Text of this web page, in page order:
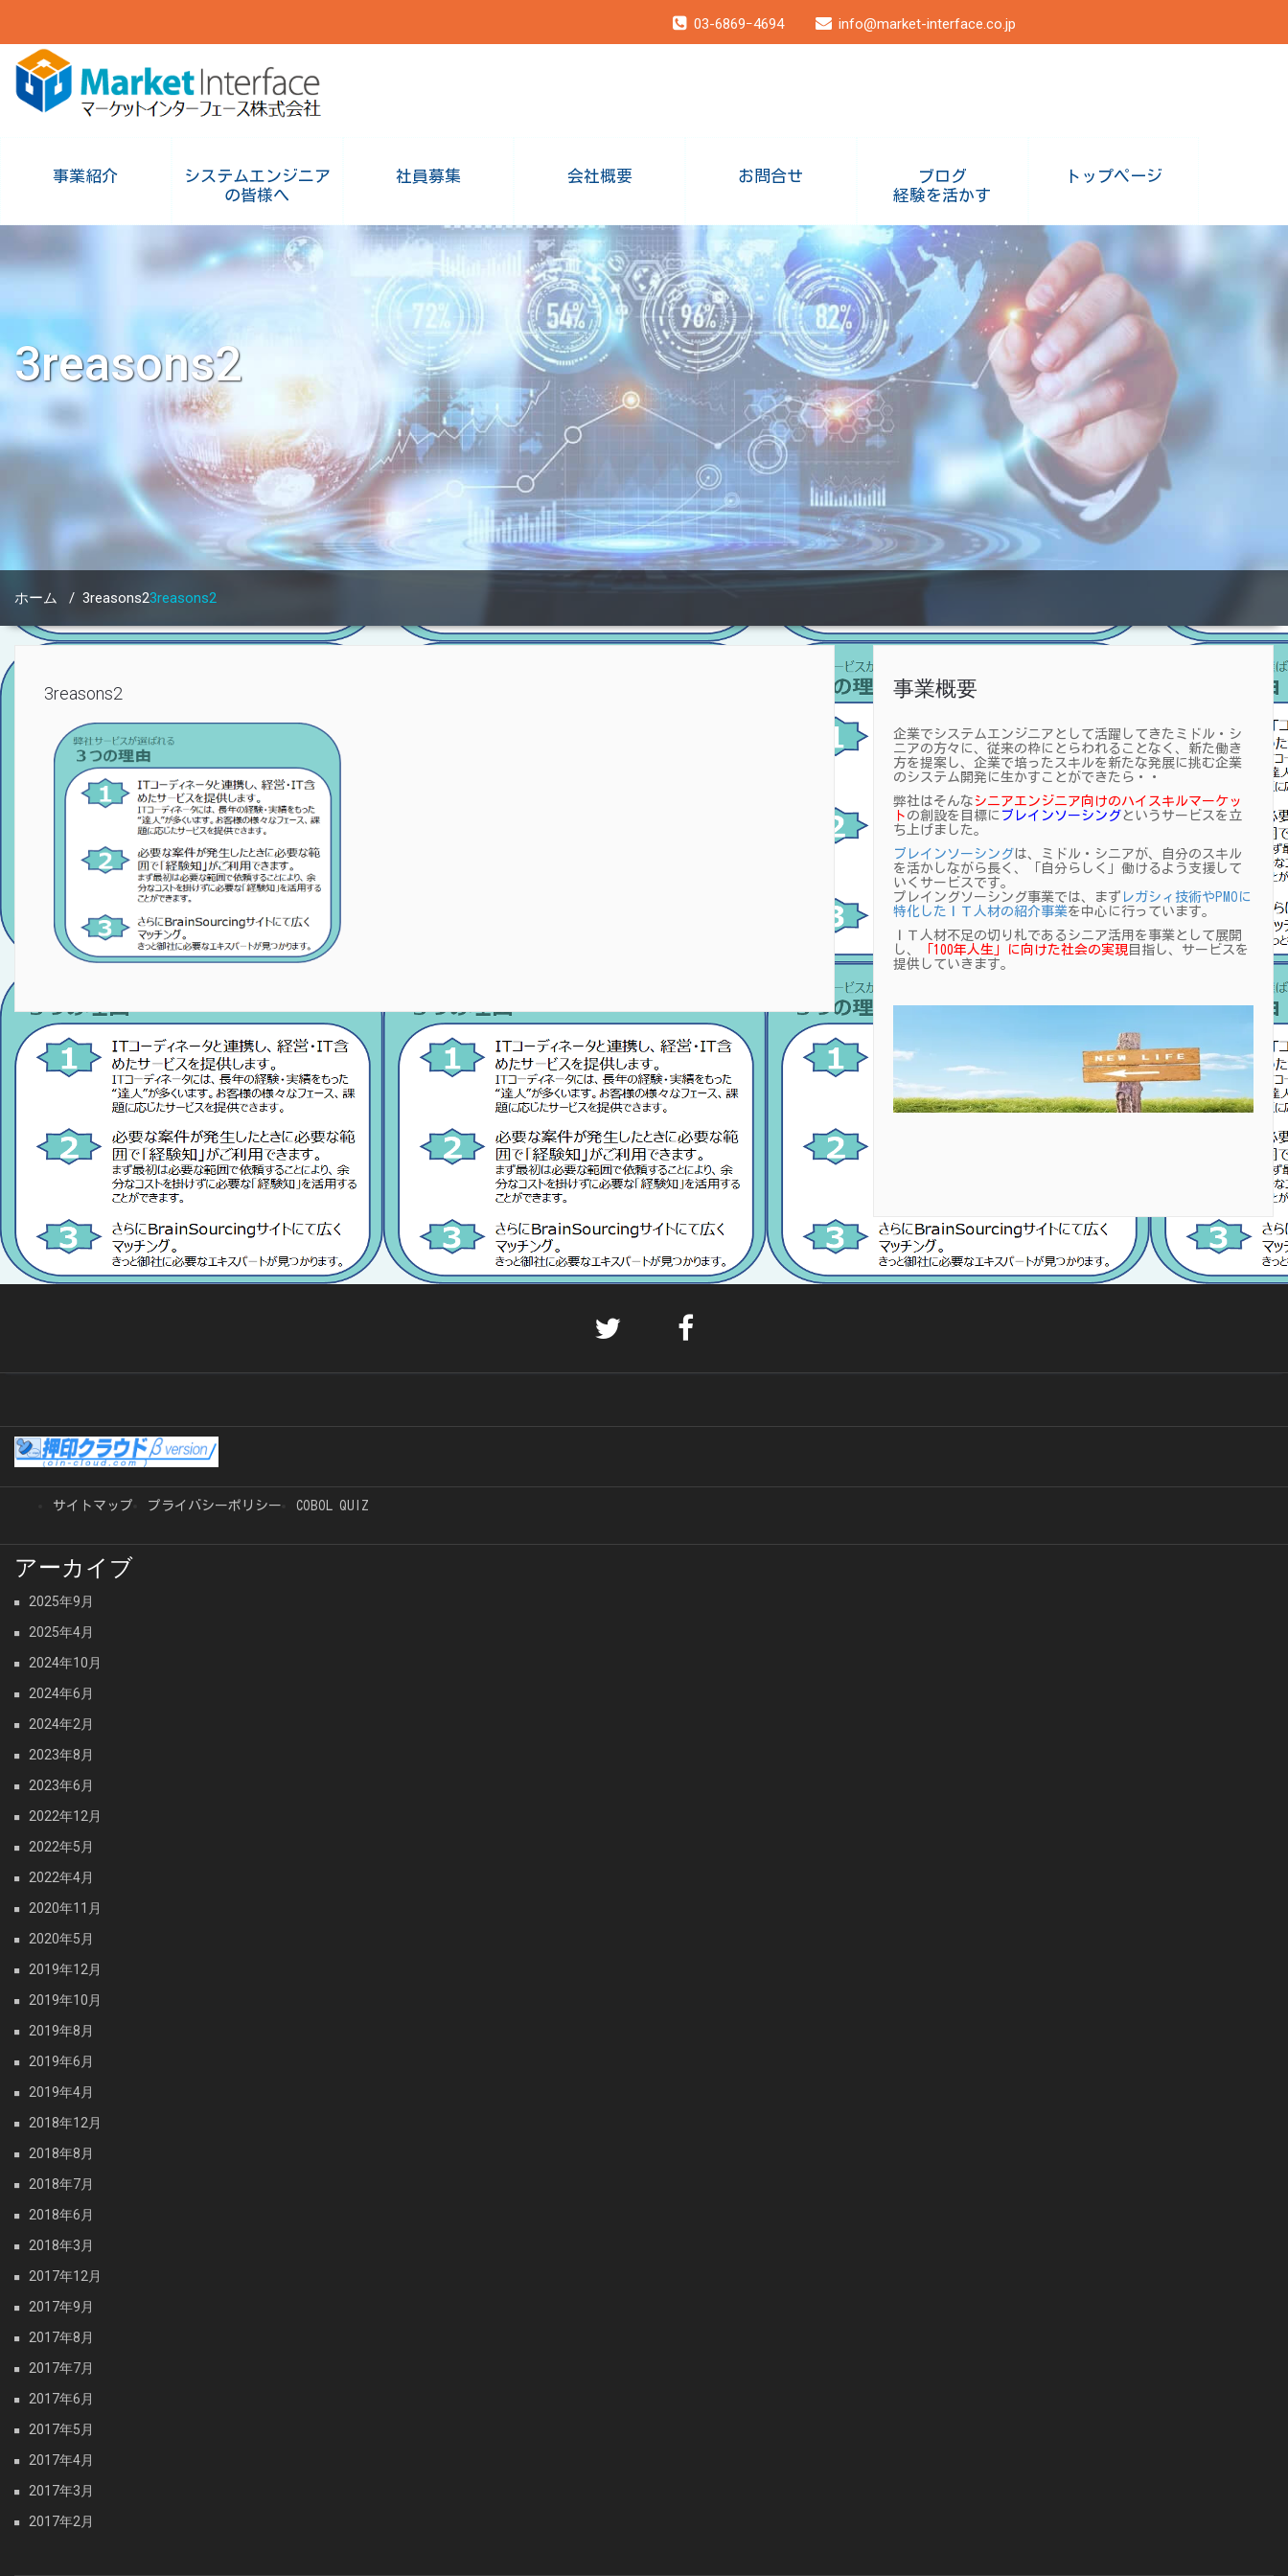
03-6869ｰ4694 info@market-interface.co.jp
事業紹介
システムエンジニア
の皆様へ
社員募集 会社概要 お問合せ
ブログ
経験を活かす
トップページ
3reasons2
ホーム / 3reasons23reasons2
3reasons2 事業概要
企業でシステムエンジニアとして活躍してきたミドル・シ
ニアの方々に、従来の枠にとらわれることなく、新た働き
方を提案し、企業で培ったスキルを新たな発展に挑む企業
のシステム開発に生かすことができたら・・
弊社はそんな シニアエンジニア向けのハイスキルマーケッ
ト の創設を目標に ブレインソーシングというサービスを立
ち上げました。
ブレインソーシングは、ミドル・シニアが、自分のスキル
を活かしながら長く、「自分らしく」働けるよう支援して
いくサービスです。
プレイングソーシング事業では、まず レガシィ技術やPMOに
特化したＩＴ人材の紹介事業を中心に行っています。
ＩＴ人材不足の切り札であるシニア活用を事業として展開
し、
「100年人生」に向けた社会の実現 目指し、サービスを
提供していきます。
サイトマップ プライバシーポリシー COBOL QUIZ
アーカイブ
2025年9月
2025年4月
2024年10月
2024年6月
2024年2月
2023年8月
2023年6月
2022年12月
2022年5月
2022年4月
2020年11月
2020年5月
2019年12月
2019年10月
2019年8月
2019年6月
2019年4月
2018年12月
2018年8月
2018年7月
2018年6月
2018年3月
2017年12月
2017年9月
2017年8月
2017年7月
2017年6月
2017年5月
2017年4月
2017年3月
2017年2月